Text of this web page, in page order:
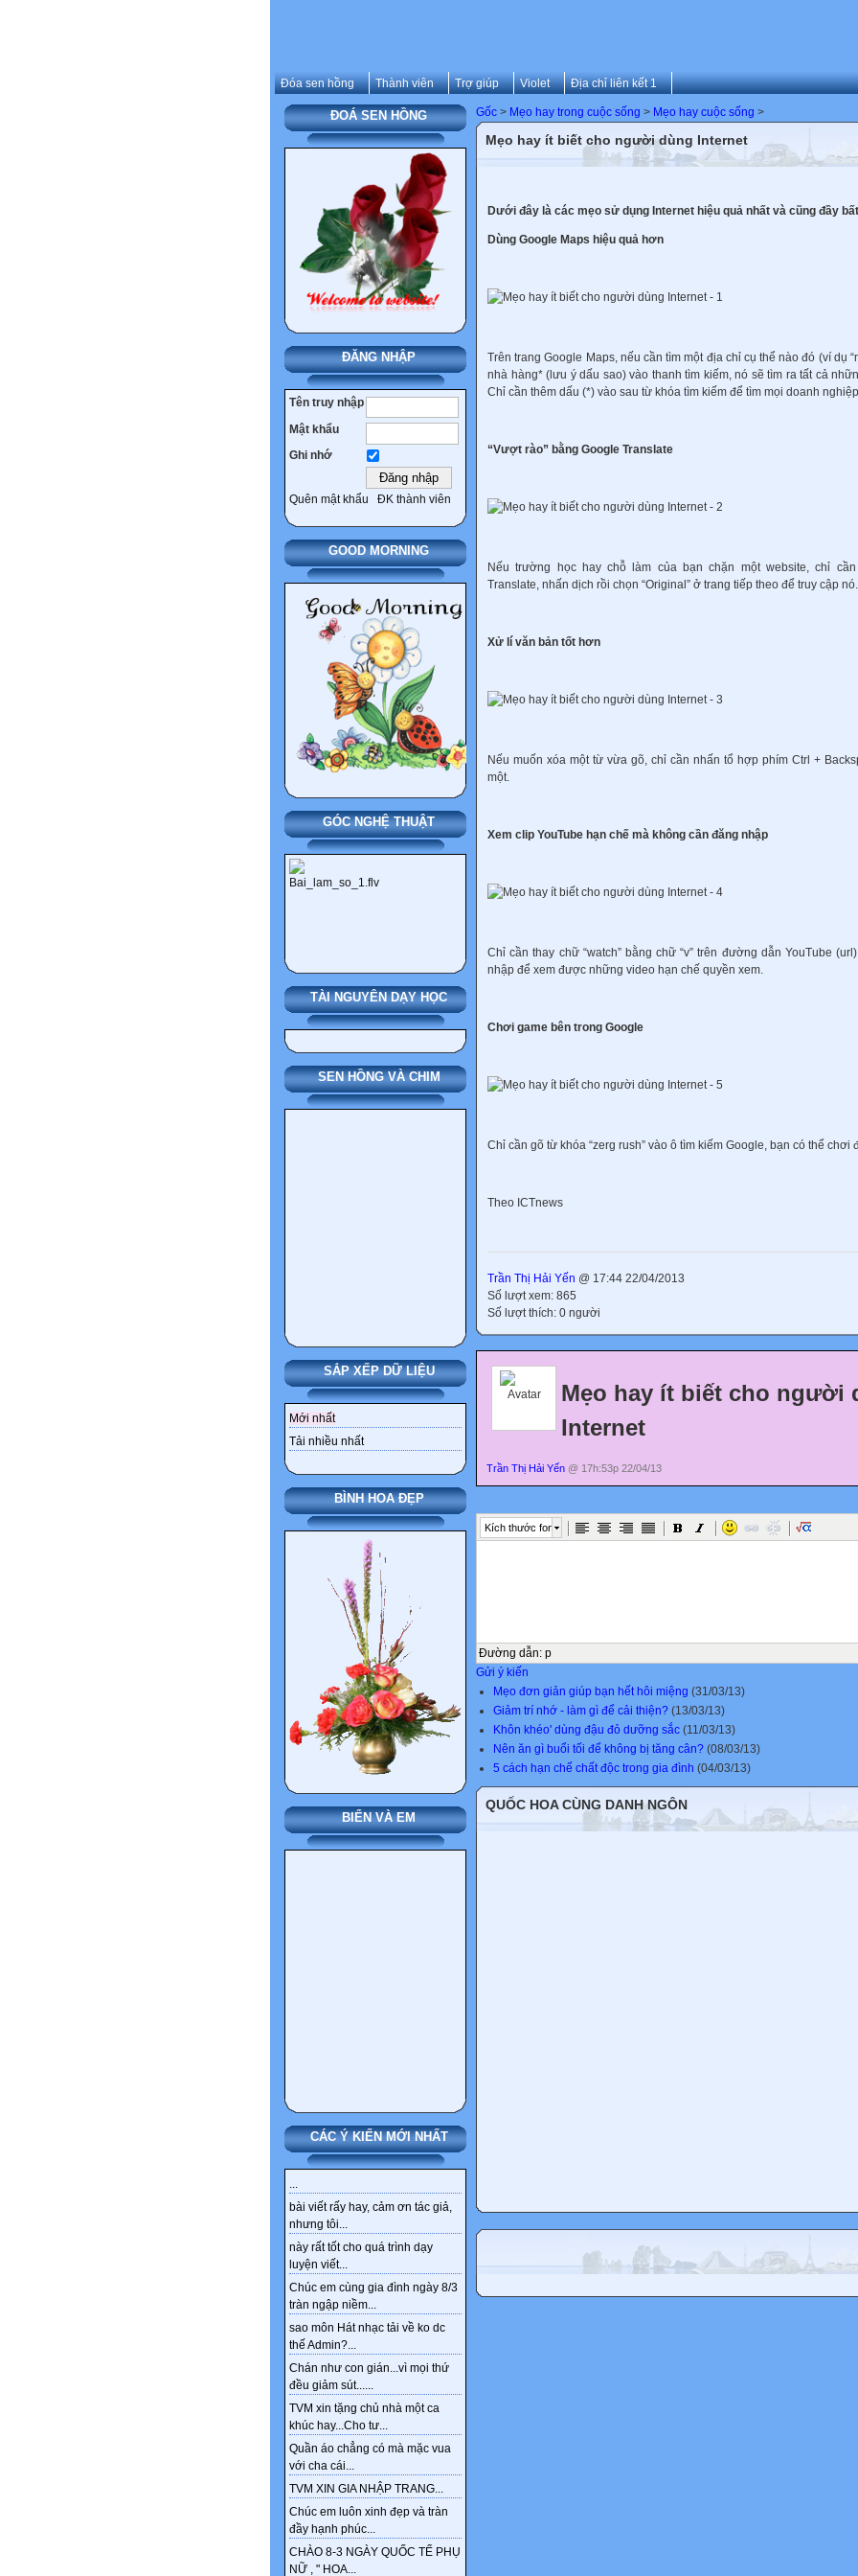
Đóa sen hồng Thành viên Trợ giúp Violet Địa chỉ liên kết 1
ĐOÁ SEN HỒNG
ĐĂNG NHẬP
Tên truy nhập
Mật khẩu
Ghi nhớ
Quên mật khẩu ĐK thành viên
GOOD MORNING
GÓC NGHỆ THUẬT
TÀI NGUYÊN DẠY HỌC
SEN HỒNG VÀ CHIM
SẮP XẾP DỮ LIỆU
Mới nhất
Tải nhiều nhất
BÌNH HOA ĐẸP
BIỂN VÀ EM
CÁC Ý KIẾN MỚI NHẤT
...
bài viết rấy hay, cảm ơn tác giả,
nhưng tôi...
này rất tốt cho quá trình dạy
luyện viết...
Chúc em cùng gia đình ngày 8/3
tràn ngập niềm...
sao môn Hát nhạc tải về ko dc
thế Admin?...
Chán như con gián...vì mọi thứ
đều giảm sút......
TVM xin tặng chủ nhà một ca
khúc hay...Cho tư...
Quần áo chẳng có mà mặc vua
với cha cái...
TVM XIN GIA NHẬP TRANG...
Chúc em luôn xinh đẹp và tràn
đầy hạnh phúc...
CHÀO 8-3 NGÀY QUỐC TẾ PHỤ
NỮ , " HOA...
Gốc > Mẹo hay trong cuộc sống > Mẹo hay cuộc sống >
Mẹo hay ít biết cho người dùng Internet
Dưới đây là các mẹo sử dụng Internet hiệu quả nhất và cũng đầy
Dùng Google Maps hiệu quả hơn
Trên trang Google Maps, nếu cần tìm một địa chỉ cụ thể nào đó (ví dụ
nhà hàng* (lưu ý dấu sao) vào thanh tìm kiếm, nó sẽ tìm ra tất cả
Chỉ cần thêm dấu (*) vào sau từ khóa tìm kiếm để tìm mọi doanh
“Vượt rào” bằng Google Translate
Nếu trường học hay chỗ làm của bạn chặn một website, chỉ
Translate, nhấn dịch rồi chọn “Original” ở trang tiếp theo để truy cập nó.
Xử lí văn bản tốt hơn
Nếu muốn xóa một từ vừa gõ, chỉ cần nhấn tổ hợp phím Ctrl +
một.
Xem clip YouTube hạn chế mà không cần đăng nhập
Chỉ cần thay chữ “watch” bằng chữ “v” trên đường dẫn YouTube
nhập để xem được những video hạn chế quyền xem.
Chơi game bên trong Google
Chỉ cần gõ từ khóa “zerg rush” vào ô tìm kiếm Google, bạn có thể chơi
Theo ICTnews
Trần Thị Hải Yến @ 17:44 22/04/2013
Số lượt xem: 865
Số lượt thích: 0 người
Mẹo hay ít biết cho người
Internet
Trần Thị Hải Yến @ 17h:53p 22/04/13
Kích thước font
Đường dẫn: p
Gửi ý kiến
Mẹo đơn giản giúp bạn hết hôi miệng (31/03/13)
Giảm trí nhớ - làm gì để cải thiện? (13/03/13)
Khôn khéo' dùng đậu đỏ dưỡng sắc (11/03/13)
Nên ăn gì buổi tối để không bị tăng cân? (08/03/13)
5 cách hạn chế chất độc trong gia đình (04/03/13)
QUỐC HOA CÙNG DANH NGÔN